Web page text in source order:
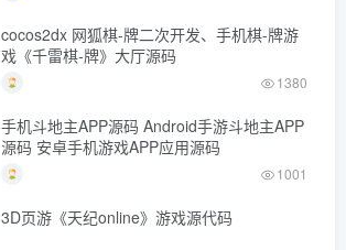
cocos2dx 网狐棋-牌二次开发、手机棋-牌游
戏《千雷棋-牌》大厅源码
1380
手机斗地主APP源码 Android手游斗地主APP
源码 安卓手机游戏APP应用源码
1001
3D页游《天纪online》游戏源代码